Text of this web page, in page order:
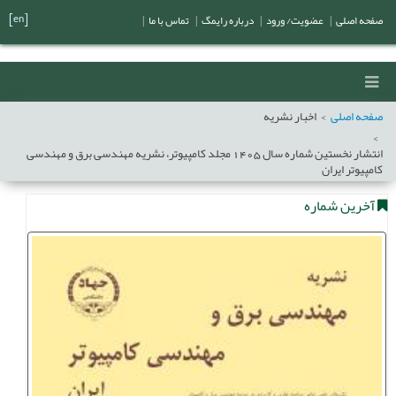
صفحه اصلی
اخبار نشریه
انتشار نخستین شماره سال 1405 مجلد کامپیوتر، نشریه مهندسی برق و مهندسی
کامپیوتر ایران
آخرین شماره
صفحه اصلی عضویت/ ورود درباره رایمگ تماس با ما